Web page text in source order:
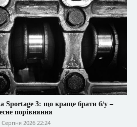
Sportage 3: що краще брати б/у –
порівняння
Серпня 2026 22:24